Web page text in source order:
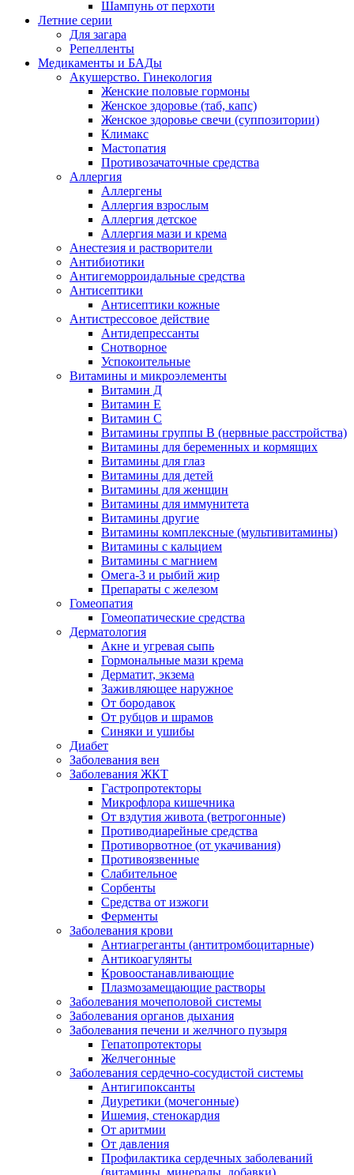
Шампунь от перхоти
Летние серии
Для загара
Репелленты
Медикаменты и БАДы
Акушерство. Гинекология
Женские половые гормоны
Женское здоровье (таб, капс)
Женское здоровье свечи (суппозитории)
Климакс
Мастопатия
Противозачаточные средства
Аллергия
Аллергены
Аллергия взрослым
Аллергия детское
Аллергия мази и крема
Анестезия и растворители
Антибиотики
Антигеморроидальные средства
Антисептики
Антисептики кожные
Антистрессовое действие
Антидепрессанты
Снотворное
Успокоительные
Витамины и микроэлементы
Витамин Д
Витамин Е
Витамин С
Витамины группы В (нервные расстройства)
Витамины для беременных и кормящих
Витамины для глаз
Витамины для детей
Витамины для женщин
Витамины для иммунитета
Витамины другие
Витамины комплексные (мультивитамины)
Витамины с кальцием
Витамины с магнием
Омега-3 и рыбий жир
Препараты с железом
Гомеопатия
Гомеопатические средства
Дерматология
Акне и угревая сыпь
Гормональные мази крема
Дерматит, экзема
Заживляющее наружное
От бородавок
От рубцов и шрамов
Синяки и ушибы
Диабет
Заболевания вен
Заболевания ЖКТ
Гастропротекторы
Микрофлора кишечника
От вздутия живота (ветрогонные)
Противодиарейные средства
Противорвотное (от укачивания)
Противоязвенные
Слабительное
Сорбенты
Средства от изжоги
Ферменты
Заболевания крови
Антиагреганты (антитромбоцитарные)
Антикоагулянты
Кровоостанавливающие
Плазмозамещающие растворы
Заболевания мочеполовой системы
Заболевания органов дыхания
Заболевания печени и желчного пузыря
Гепатопротекторы
Желчегонные
Заболевания сердечно-сосудистой системы
Антигипоксанты
Диуретики (мочегонные)
Ишемия, стенокардия
От аритмии
От давления
Профилактика сердечных заболеваний
(витамины, минералы, добавки)